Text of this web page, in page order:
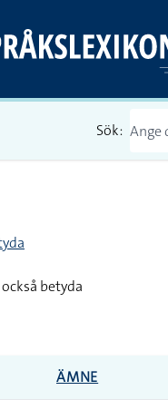
Sök:
betyda
ÄMNE